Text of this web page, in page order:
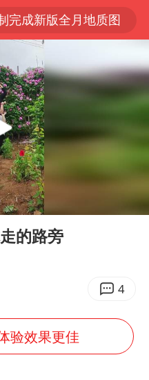
完成新版全月地质图
豚登陆地点更新
巡查组提问 工作人员偷用手机查答案
警收受10万获刑1年
领导干部带头休假
豚进入48小时警戒线
发行价格150.80元/股
“胶球”存在
民警发现救助的拾荒老人是逃犯
的路旁
4
验效果更佳